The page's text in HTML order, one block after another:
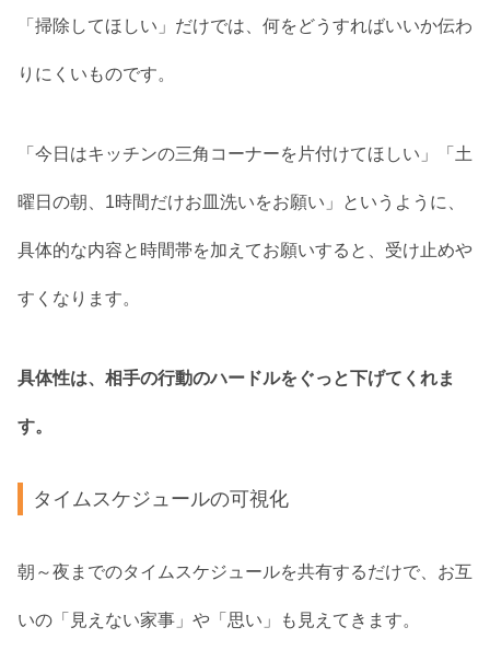
「掃除してほしい」だけでは、何をどうすればいいか伝わ
りにくいものです。
「今日はキッチンの三角コーナーを片付けてほしい」「土
曜日の朝、1時間だけお皿洗いをお願い」というように、
具体的な内容と時間帯を加えてお願いすると、受け止めや
すくなります。
具体性は、相手の行動のハードルをぐっと下げてくれま
す。
タイムスケジュールの可視化
朝～夜までのタイムスケジュールを共有するだけで、お互
いの「見えない家事」や「思い」も見えてきます。